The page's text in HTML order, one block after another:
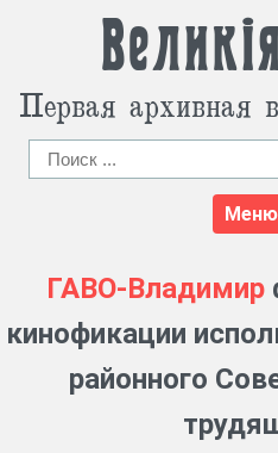
Первая архивная
Меню
ГАВО-Владимир
кинофикации
районного